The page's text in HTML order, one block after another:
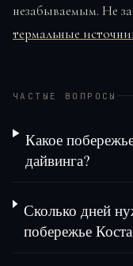
незабываемым. Не
термальные
ЧАСТЫЕ ВОПРОСЫ
Какое
дайвинга?
Сколько дней
побережье